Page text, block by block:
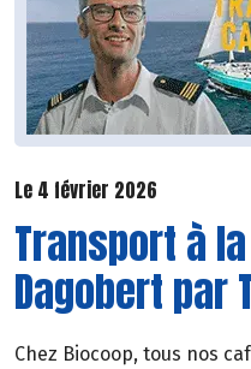
Le 4 février 2026
Transport à
Dagobert par
Chez Biocoop, tous nos